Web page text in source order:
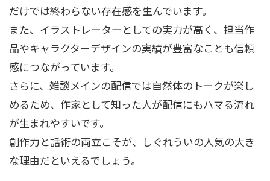
だけでは終わらない存在感を生んでいます。
また、イラストレーターとしての実力が高く、担当作
品やキャラクターデザインの実績が豊富なことも信頼
感につながっています。
さらに、雑談メインの配信では自然体のトークが楽し
めるため、作家として知った人が配信にもハマる流れ
が生まれやすいです。
創作力と話術の両立こそが、しぐれういの人気の大き
な理由だといえるでしょう。